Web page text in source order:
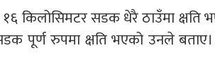
१६ किलोसिमटर सडक धेरै ठाउँमा
पूर्ण रुपमा क्षति भएको उनले बताए।